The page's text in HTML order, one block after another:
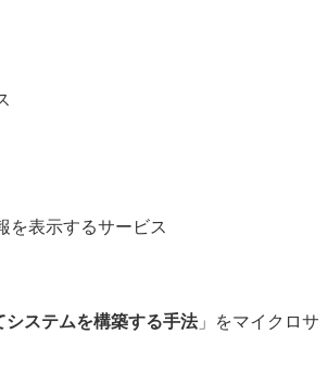
を表示するサービス
ステムを構築する手法」をマイクロサ